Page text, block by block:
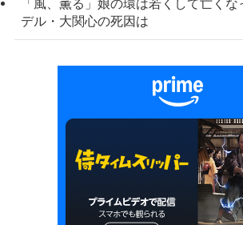
「風、薫る」娘の環は若くして亡く
デル・大関心の死因は